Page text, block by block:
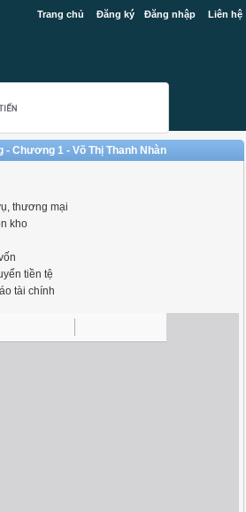
Trang chủ Đăng ký Đăng nhập Liên hệ
Chương 1 - Võ Thị Thanh Nhàn
thương mại
kho
tiền tệ
tài chính